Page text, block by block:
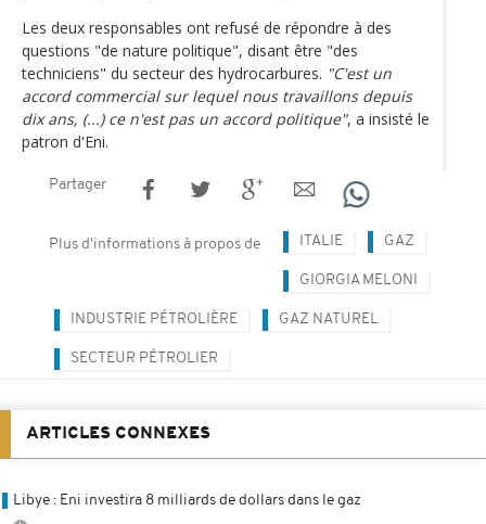
Les deux responsables ont refusé de répondre à des
questions "de nature politique", disant être "des
techniciens" du secteur des hydrocarbures. "C'est un
accord commercial sur lequel nous travaillons depuis
dix ans, (...) ce n'est pas un accord politique", a insisté le
patron d'Eni.
Partager
Plus d'informations à propos de ITALIE GAZ
GIORGIA MELONI
INDUSTRIE PÉTROLIÈRE GAZ NATUREL
SECTEUR PÉTROLIER
ARTICLES CONNEXES
Libye : Eni investira 8 milliards de dollars dans le gaz